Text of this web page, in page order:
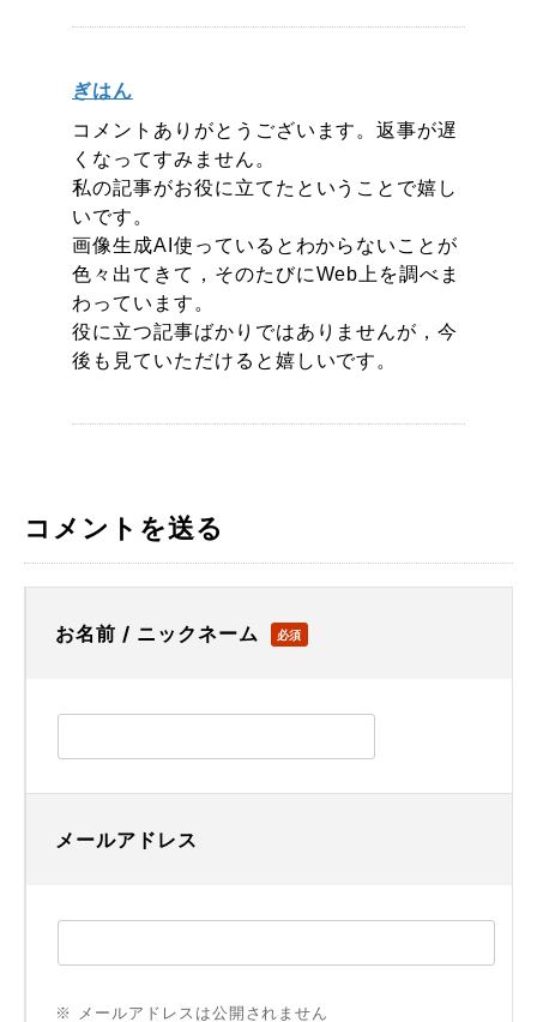
ぎはん
コメントありがとうございます。返事が遅
くなってすみません。
私の記事がお役に立てたということで嬉し
いです。
画像生成AI使っているとわからないことが
色々出てきて，そのたびにWeb上を調べま
わっています。
役に立つ記事ばかりではありませんが，今
後も見ていただけると嬉しいです。
コメントを送る
お名前 / ニックネーム 必須
メールアドレス
※ メールアドレスは公開されません